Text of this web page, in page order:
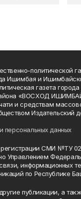
политической
Ишимбая и
газета
«ВОСХОД
и средствам
Издательский
персональных данных
СМИ №ТУ
Управлением
информационных
по Республике
публикации, а